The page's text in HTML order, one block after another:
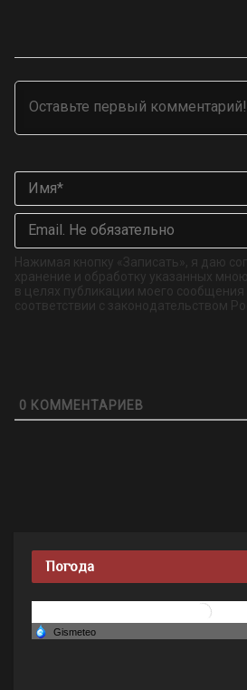
Нажимая кнопку «Записать», я даю
хранение и обработку указанных
в целях публикации моего сообщения
соответствии с законодательством
0 КОММЕНТАРИЕВ
Погода